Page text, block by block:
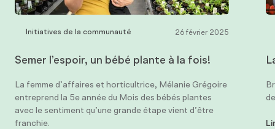
Initiatives de la communauté 26 février 2025
Semer l’espoir, un bébé plante à la fois!
La femme d’affaires et horticultrice, Mélanie Grégoire
entreprend la 5e année du Mois des bébés plantes
avec le sentiment qu’une grande étape vient d’être
franchie.